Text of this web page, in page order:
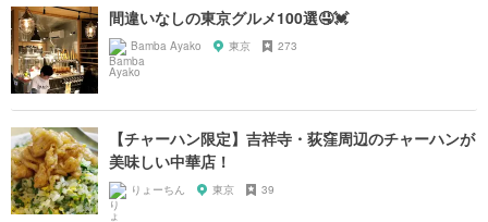
間違いなしの東京グルメ100選🤤💓
Bamba Ayako 東京 273
【チャーハン限定】吉祥寺・荻窪周辺のチャーハンが
美味しい中華店！
りょーちん 東京 39